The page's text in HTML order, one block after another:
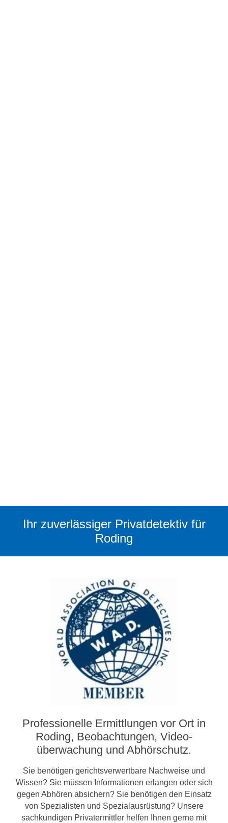
Ihr zuverlässiger Privatdetektiv für
Roding
Professionelle Ermittlungen vor Ort in
Roding, Beobachtungen, Video­­
überwachung und Abhörschutz.
Sie benötigen gerichtsverwertbare Nachweise und
Wissen? Sie müssen Informationen erlangen oder sich
gegen Abhören absichern? Sie benötigen den Einsatz
von Spezialisten und Spezialausrüstung? Unsere
sachkundigen Privatermittler helfen Ihnen gerne mit